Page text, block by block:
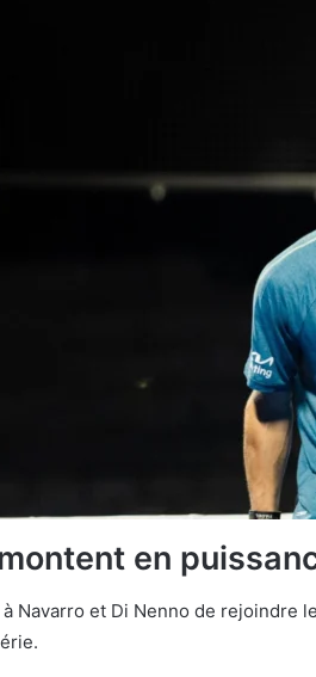
en
Navarro et Di Nenno de rejoindre